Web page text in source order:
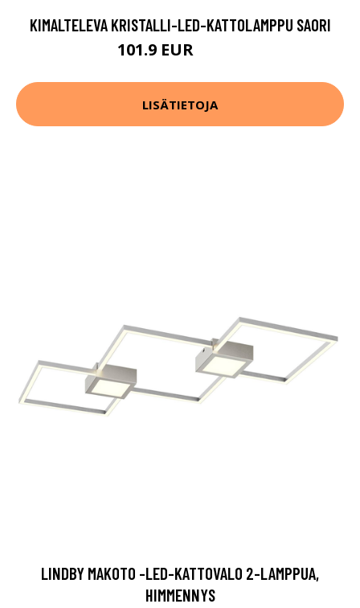
KIMALTELEVA KRISTALLI-LED-KATTOLAMPPU SAORI
101.9 EUR
LISÄTIETOJA
LINDBY MAKOTO -LED-KATTOVALO 2-LAMPPUA,
HIMMENNYS